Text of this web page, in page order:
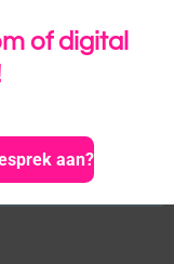
of digital
aan?